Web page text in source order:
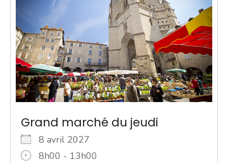
Grand marché du jeudi
8 avril 2027
8h00 - 13h00